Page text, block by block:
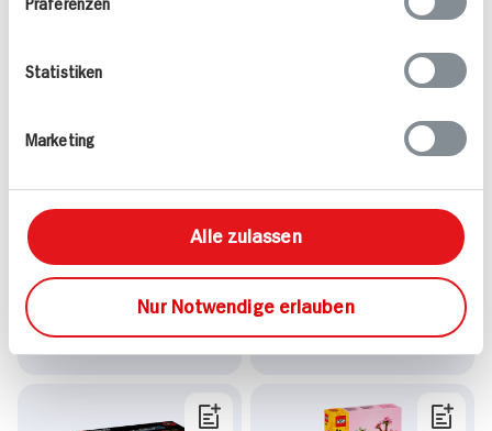
Statistiken
Marketing
Alle zulassen
Nur Notwendige erlauben
Lego City Go-Karts mit
1 Stück
11x verfügbar
9.99
Lego City
Feuerwehrhubschrauber
5x verfügbar
9.